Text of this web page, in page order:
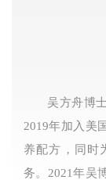
吴方舟博
2019年加入美
养配方，同时
务。2021年吴